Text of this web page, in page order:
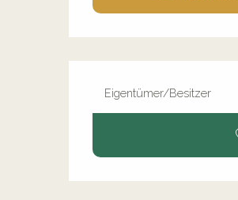
Eigentümer/Besitzer